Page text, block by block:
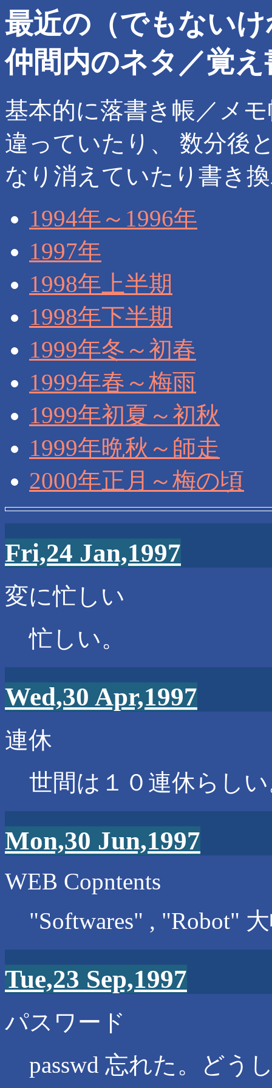
最近の（でもない
仲間内のネタ／覚え
基本的に落書き帳／メ
違っていたり、 数分後
なり消えていたり書き
1994年～1996年
1997年
1998年上半期
1998年下半期
1999年冬～初春
1999年春～梅雨
1999年初夏～初秋
1999年晩秋～師走
2000年正月～梅の頃
Fri,24 Jan,1997
変に忙しい
忙しい。
Wed,30 Apr,1997
連休
世間は１０連休らし
Mon,30 Jun,1997
WEB Copntents
"Softwares" , "Robot"
Tue,23 Sep,1997
パスワード
passwd 忘れた。どう